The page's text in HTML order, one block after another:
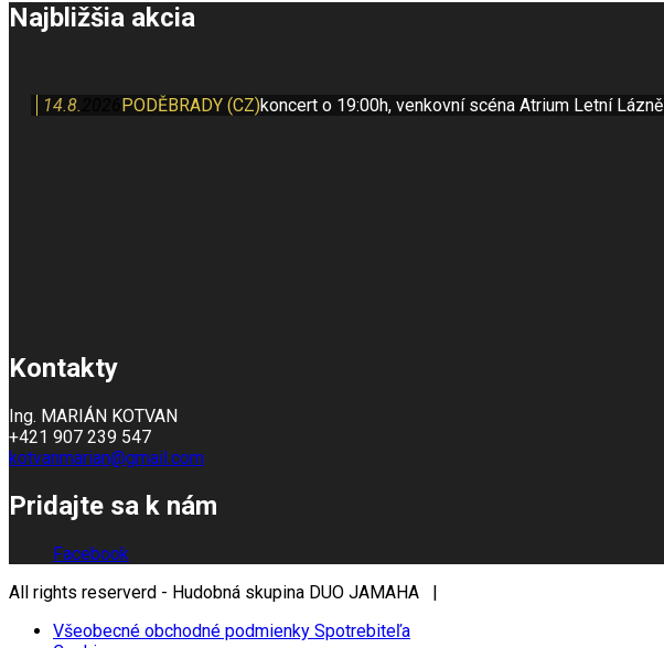
Najbližšia akcia
14.8. PODĚBRADY (CZ)koncert o 19:00h, venkovní scéna Atrium Letní Lázně
Kontakty
Ing. MARIÁN KOTVAN
+421 907 239 547
kotvanmarian@gmail.com
Pridajte sa k nám
Facebook
All rights reserverd - Hudobná skupina DUO JAMAHA |
Všeobecné obchodné podmienky Spotrebiteľa